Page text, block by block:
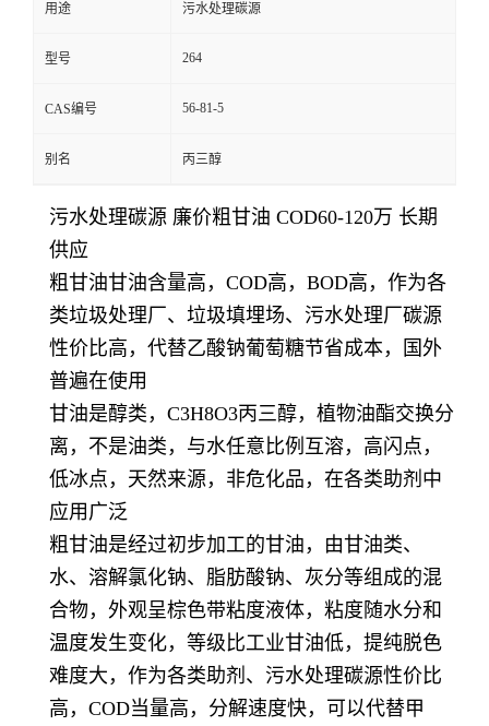
用途 污水处理碳源
型号 264
CAS编号 56-81-5
别名 丙三醇
污水处理碳源 廉价粗甘油 COD60-120万 长期
供应
粗甘油甘油含量高，COD高，BOD高，作为各
类垃圾处理厂、垃圾填埋场、污水处理厂碳源
性价比高，代替乙酸钠葡萄糖节省成本，国外
普遍在使用
甘油是醇类，C3H8O3丙三醇，植物油酯交换分
离，不是油类，与水任意比例互溶，高闪点，
低冰点，天然来源，非危化品，在各类助剂中
应用广泛
粗甘油是经过初步加工的甘油，由甘油类、
水、溶解氯化钠、脂肪酸钠、灰分等组成的混
合物，外观呈棕色带粘度液体，粘度随水分和
温度发生变化，等级比工业甘油低，提纯脱色
难度大，作为各类助剂、污水处理碳源性价比
高，COD当量高，分解速度快，可以代替甲